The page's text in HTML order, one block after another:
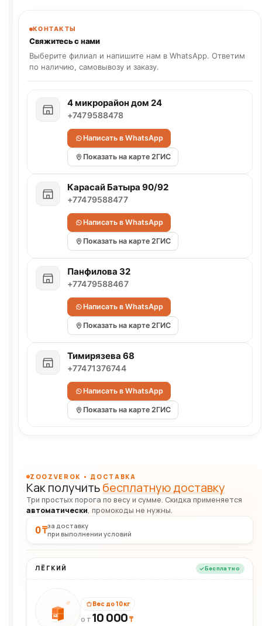
КОНТАКТЫ
Свяжитесь с нами
Выберите филиал и напишите нам в WhatsApp. Ответим
по наличию, самовывозу и заказу.
4 микрорайон дом 24
+7479588478
Написать в WhatsApp
Показать на карте 2ГИС
Карасай Батыра 90/92
+77479588477
Написать в WhatsApp
Показать на карте 2ГИС
Панфилова 32
+77479588467
Написать в WhatsApp
Показать на карте 2ГИС
Тимирязева 68
+77471376744
Написать в WhatsApp
Показать на карте 2ГИС
ZOOZVEROK • ДОСТАВКА
Как получитьбесплатную доставку
Три простых порога по весу и сумме. Скидка применяется
автоматически, промокоды не нужны.
0 ₸за доставку
при выполнении условий
ЛЁГКИЙ Бесплатно
10кг
Вес до 10 кг
ОТ 10 000₸